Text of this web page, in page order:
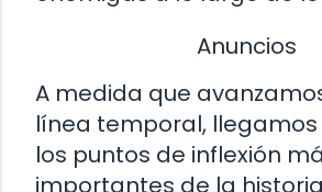
Anuncios
A medida que
línea temporal, llegamos
los puntos de inflexión
importantes de la